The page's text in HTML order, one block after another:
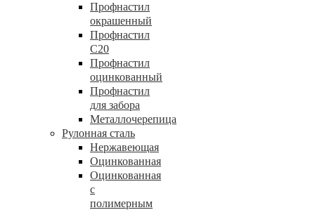
Профнастил
окрашенный
Профнастил
С20
Профнастил
оцинкованный
Профнастил
для забора
Металлочерепица
Рулонная сталь
Нержавеющая
Оцинкованная
Оцинкованная
с
полимерным